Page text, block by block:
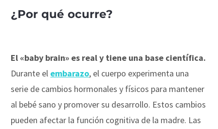
¿Por qué ocurre?
El «baby brain» es real y tiene una base científica.
Durante el embarazo, el cuerpo experimenta una
serie de cambios hormonales y físicos para mantener
al bebé sano y promover su desarrollo. Estos cambios
pueden afectar la función cognitiva de la madre. Las